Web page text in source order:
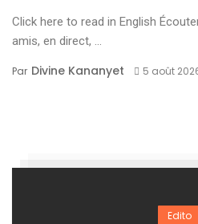
Click here to read in English
amis, en direct, ...
Par Divine Kananyet 5 août
Edito